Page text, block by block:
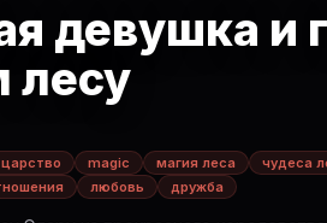
девушка и
лесу
magic магия леса чудеса
любовь дружба